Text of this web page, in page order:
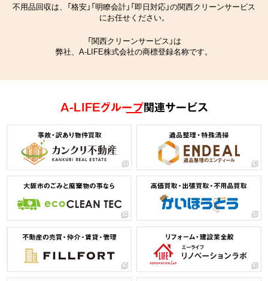
不用品回収は、「格安」「明瞭会計」「即日対応」の関西クリーンサービス
にお任せください。
「関西クリーンサービス」は
弊社、A-LIFE株式会社の商標登録名称です。
A-LIFEグループ関連サービス